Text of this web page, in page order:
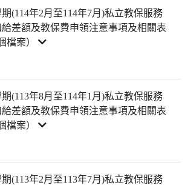
(114年2月至114年7月)私立教保服務
差額及教保費申領注意事項及相關表
檔案）
(113年8月至114年1月)私立教保服務
差額及教保費申領注意事項及相關表
檔案）
(113年2月至113年7月)私立教保服務